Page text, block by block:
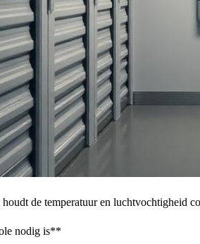
de temperatuur en luchtvochtigheid
nodig is**